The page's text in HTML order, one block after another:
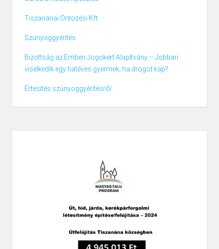
Tiszanánai Öntözési Kft.
Szúnyoggyérítés
Bizottság az Emberi Jogokért Alapítvány – Jobban
viselkedik egy hatéves gyermek, ha drogot kap?
Értesítés szúnyoggyérítésről